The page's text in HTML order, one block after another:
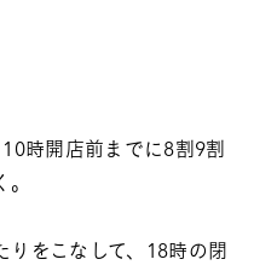
時開店前までに8割9割
りをこなして、18時の閉